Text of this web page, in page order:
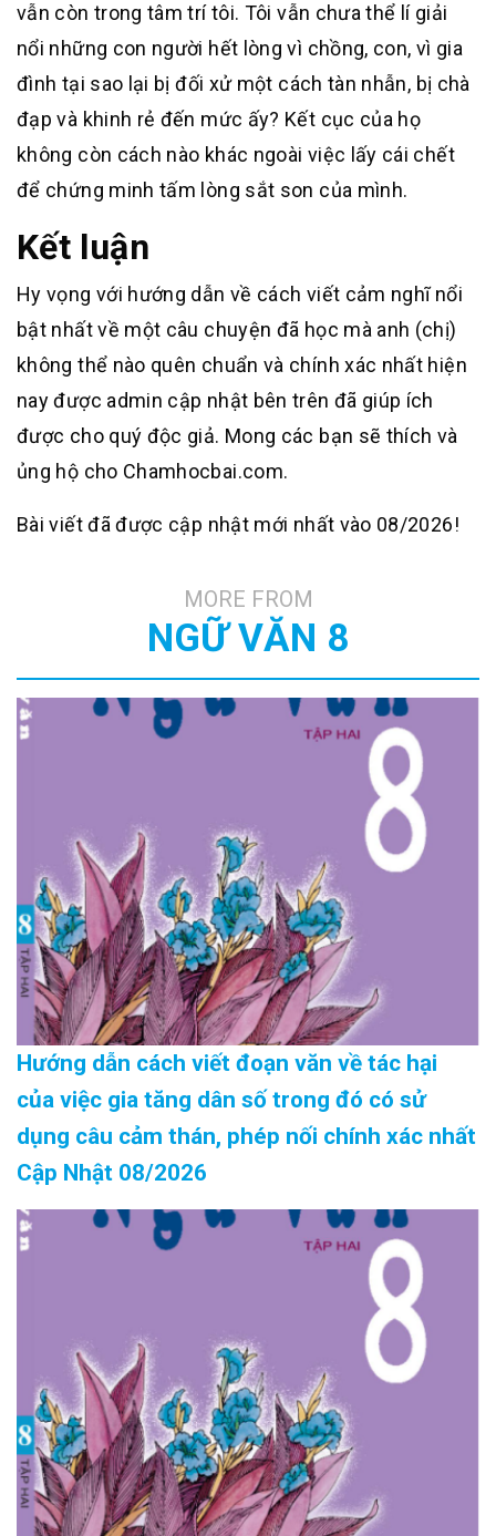
vẫn còn trong tâm trí tôi. Tôi vẫn chưa thể lí giải
nổi những con người hết lòng vì chồng, con, vì gia
đình tại sao lại bị đối xử một cách tàn nhẫn, bị chà
đạp và khinh rẻ đến mức ấy? Kết cục của họ
không còn cách nào khác ngoài việc lấy cái chết
để chứng minh tấm lòng sắt son của mình.
Kết luận
Hy vọng với hướng dẫn về cách viết cảm nghĩ nổi
bật nhất về một câu chuyện đã học mà anh (chị)
không thể nào quên chuẩn và chính xác nhất hiện
nay được admin cập nhật bên trên đã giúp ích
được cho quý độc giả. Mong các bạn sẽ thích và
ủng hộ cho Chamhocbai.com.
Bài viết đã được cập nhật mới nhất vào 08/2026!
MORE FROM
NGỮ VĂN 8
Hướng dẫn cách viết đoạn văn về tác hại
của việc gia tăng dân số trong đó có sử
dụng câu cảm thán, phép nối chính xác nhất
Cập Nhật 08/2026